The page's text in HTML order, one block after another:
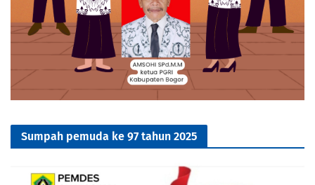
Sumpah pemuda ke 97 tahun 2025